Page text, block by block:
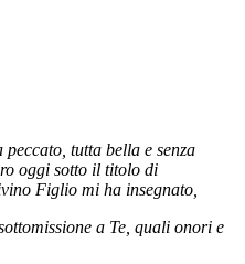
peccato, tutta bella e senza
oggi sotto il titolo di
Figlio mi ha insegnato,
a Te, quali onori e